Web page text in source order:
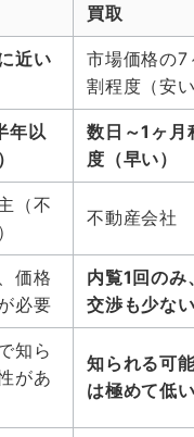
買取
近い
市場価格の7
割程度（安
年以
数日～1ヶ月
度（早い）
（不
不動産会社
価格
必要
内覧1回のみ
交渉も少な
知ら
があ
知られる可
は極めて低